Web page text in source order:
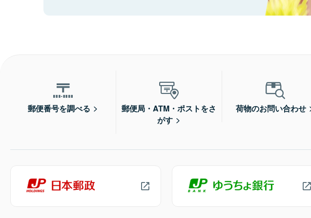
郵便番号を調べる
郵便局・ATM・ポストをさ
がす
荷物のお問い合わせ